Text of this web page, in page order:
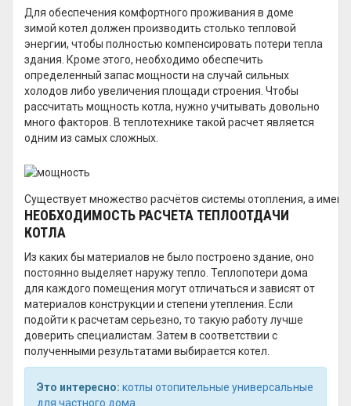
Для обеспечения комфортного проживания в доме
зимой котел должен производить столько тепловой
энергии, чтобы полностью компенсировать потери тепла
здания. Кроме этого, необходимо обеспечить
определенный запас мощности на случай сильных
холодов либо увеличения площади строения. Чтобы
рассчитать мощность котла, нужно учитывать довольно
много факторов. В теплотехнике такой расчет является
одним из самых сложных.
Существует множество расчётов системы отопления, а
НЕОБХОДИМОСТЬ РАСЧЕТА ТЕПЛООТДАЧИ
КОТЛА
Из каких бы материалов не было построено здание, оно
постоянно выделяет наружу тепло. Теплопотери дома
для каждого помещения могут отличаться и зависят от
материалов конструкции и степени утепления. Если
подойти к расчетам серьезно, то такую работу лучше
доверить специалистам. Затем в соответствии с
полученными результатами выбирается котел.
Это интересно: котлы отопительные универсальные
для частного дома